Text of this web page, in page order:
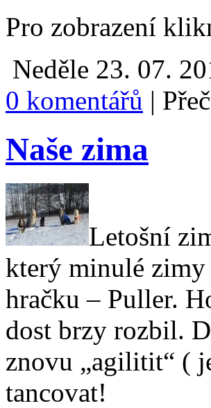
Pro zobrazení
Neděle 23. 07.
0 komentářů |
Naše zima
Letošní
který minulé
hračku – Puller.
dost brzy rozbil.
znovu „agilitit“ (
tancovat!